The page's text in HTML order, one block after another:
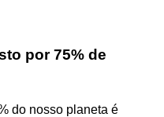
por 75% de
do nosso planeta é